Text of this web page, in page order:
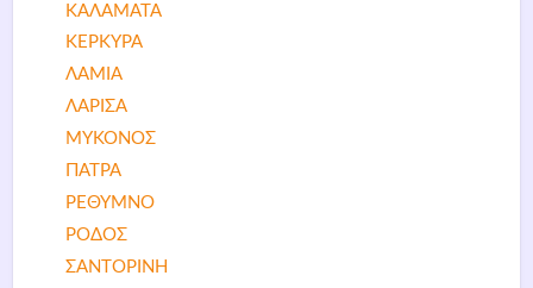
ΚΑΛΑΜΑΤΑ
ΚΕΡΚΥΡΑ
ΛΑΜΙΑ
ΛΑΡΙΣΑ
ΜΥΚΟΝΟΣ
ΠΑΤΡΑ
ΡΕΘΥΜΝΟ
ΡΟΔΟΣ
ΣΑΝΤΟΡΙΝΗ